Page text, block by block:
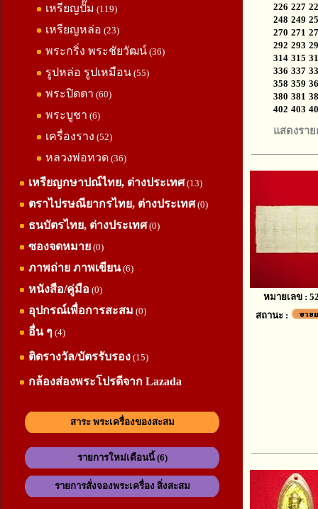
เหรียญปั๊ม (119)
เหรียญหล่อ (23)
พระกริ่ง พระชัยวัฒน์ (36)
รูปหล่อ รูปเหมือน (55)
พระปิดตา (60)
พระบูชา (6)
เครื่องราง (52)
หลวงพ่อทวด (36)
เหรียญกษาปณ์ไทย, ต่างประเทศ(13)
ตราไปรษณียากรไทย, ต่างประเทศ(0)
ธนบัตรไทย, ต่างประเทศ(0)
ซองจดหมาย (0)
ภาพถ่าย ภาพเขียน(6)
หนังสือ/คู่มือ (0)
อุปกรณ์เพื่อการสะสม (0)
อื่น ๆ (4)
ติดรางวัล/บัตรรับรอง (15)
กล้องส่องพระโปรดีจาก Lazada
สาระ พระเครื่องของสะสม
รายการใหม่เดือนนี้ (6)
รายการสั่งจองพระเครื่อง สิ่งสะสม
226 227
248 249
270 271
292 293
314 315
336 337
358 359
380 381
402 403
แสดงรา
หมายเลข :
สถานะ :